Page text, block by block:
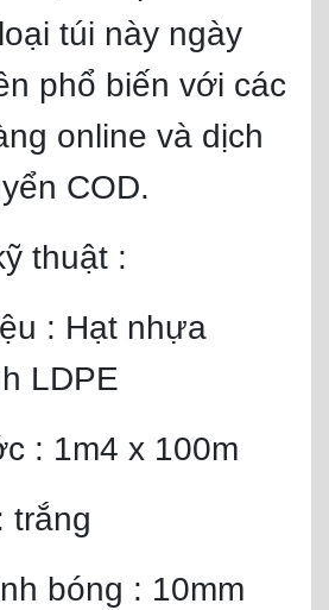
túi này ngày
phổ biến với các
online và dịch
COD.
thuật :
: Hạt nhựa
LDPE
: 1m4 x 100m
trắng
bóng : 10mm